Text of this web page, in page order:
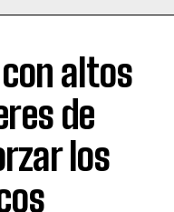
altos
de
los